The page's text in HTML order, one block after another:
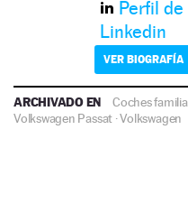
Perfil
Linkedin
VER BIOGRAFÍA
ARCHIVADO EN Coches
Volkswagen Passat ·Volkswagen